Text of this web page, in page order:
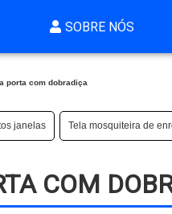
SOBRE NÓS
porta com dobradiça
janelas Tela mosquiteira de
COM